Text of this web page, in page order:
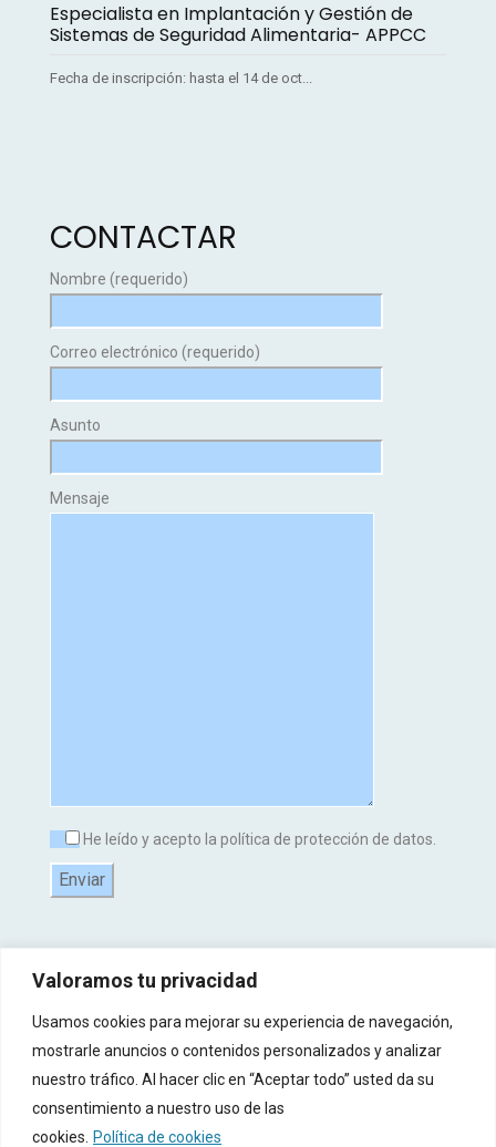
Valoramos tu privacidad
Usamos cookies para mejorar su experiencia de navegación,
mostrarle anuncios o contenidos personalizados y analizar
nuestro tráfico. Al hacer clic en “Aceptar todo” usted da su
consentimiento a nuestro uso de las
cookies. Política de cookies
Especialista en Implantación y Gestión de
Sistemas de Seguridad Alimentaria- APPCC
Fecha de inscripción: hasta el 14 de oct...
CONTACTAR
Nombre (requerido)
Correo electrónico (requerido)
Asunto
Mensaje
He leído y acepto la política de protección de datos.